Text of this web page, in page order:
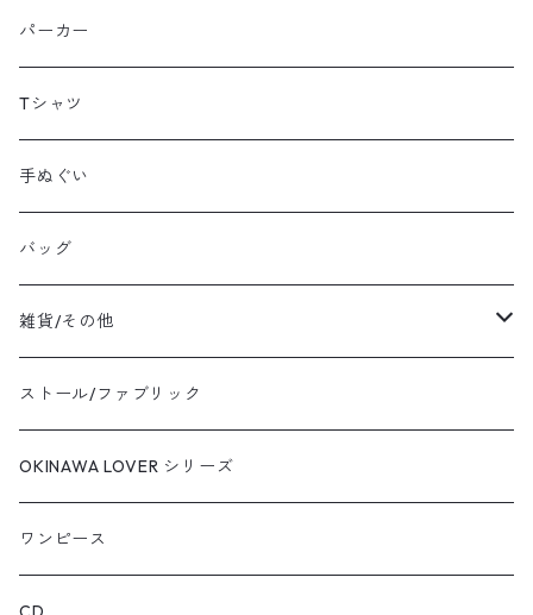
原画：ペン,色鉛筆,アクリルガッシュ等
シルクスクリーン：額装
シルクスクリーン：ファブリックボード
パーカー
Tシャツ
手ぬぐい
バッグ
雑貨/その他
エプロン
バッグ
キーホルダー
カード・クリアファイル
ストール/ファブリック
OKINAWA LOVER シリーズ
ワンピース